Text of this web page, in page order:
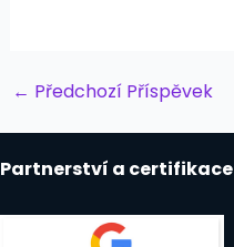
Post
← Předchozí Příspěvek
Partnerství a certifikace